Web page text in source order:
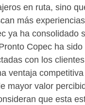
en ruta, sino
más
ya ha consolidado
Copec ha
con los
ventaja
mayor valor
que esta